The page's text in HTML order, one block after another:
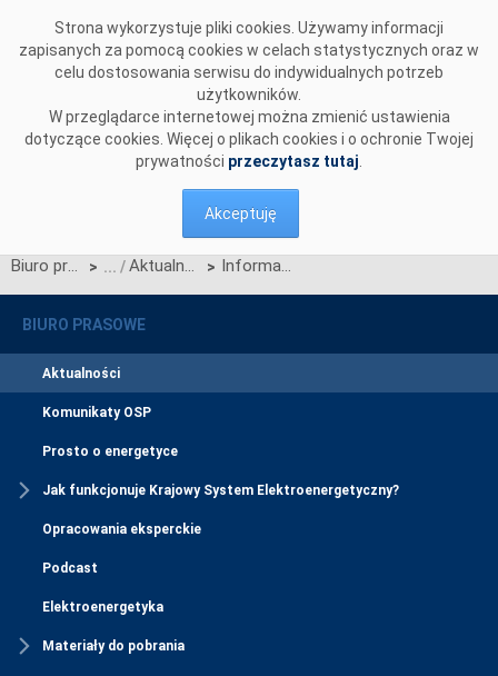
Strona wykorzystuje pliki cookies. Używamy informacji
zapisanych za pomocą cookies w celach statystycznych oraz w
celu dostosowania serwisu do indywidualnych potrzeb
użytkowników.
W przeglądarce internetowej można zmienić ustawienia
dotyczące cookies. Więcej o plikach cookies i o ochronie Twojej
prywatności przeczytasz tutaj
Akceptuję
Biuro prasowe > Aktualności > Informacja OSP nt. decyzji Prezesa URE ws. drugiej zmiany ram dla ustanowienia europejskiej platformy wymiany energii bilansującej z rezerw zastępczych
BIURO PRASOWE
Aktualności
Komunikaty OSP
Prosto o energetyce
Jak funkcjonuje Krajowy System Elektroenergetyczny?
Opracowania eksperckie
Podcast
Elektroenergetyka
Materiały do pobrania